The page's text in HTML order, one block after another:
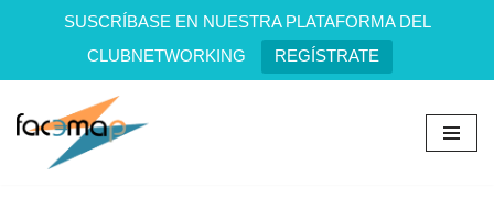
SUSCRÍBASE EN NUESTRA PLATAFORMA DEL
CLUBNETWORKING
REGÍSTRATE
Saltar